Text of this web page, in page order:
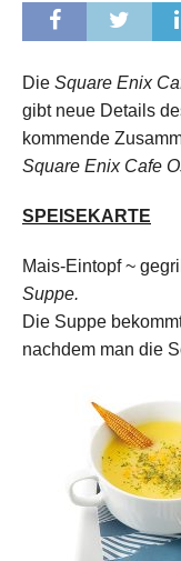
Die Square Enix
gibt neue Details
kommende
Square Enix Cafe
SPEISEKARTE
Mais-Eintopf ~
Suppe.
Die Suppe
nachdem man die